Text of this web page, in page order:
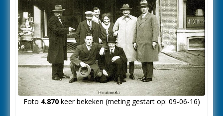
Foto 4.870keer bekeken (meting gestart op: 09-06-16)